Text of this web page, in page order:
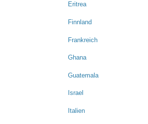
Eritrea
Finnland
Frankreich
Ghana
Guatemala
Israel
Italien